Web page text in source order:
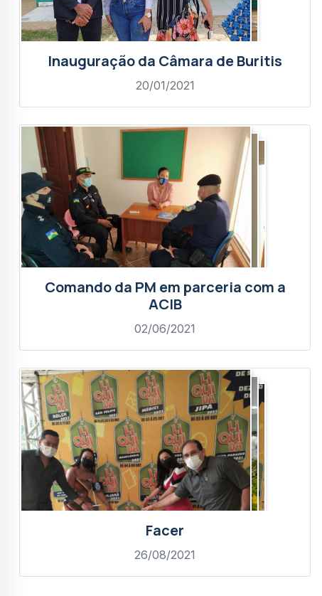
Inauguração da Câmara de Buritis
20/01/2021
Comando da PM em parceria com a
ACIB
02/06/2021
Facer
26/08/2021